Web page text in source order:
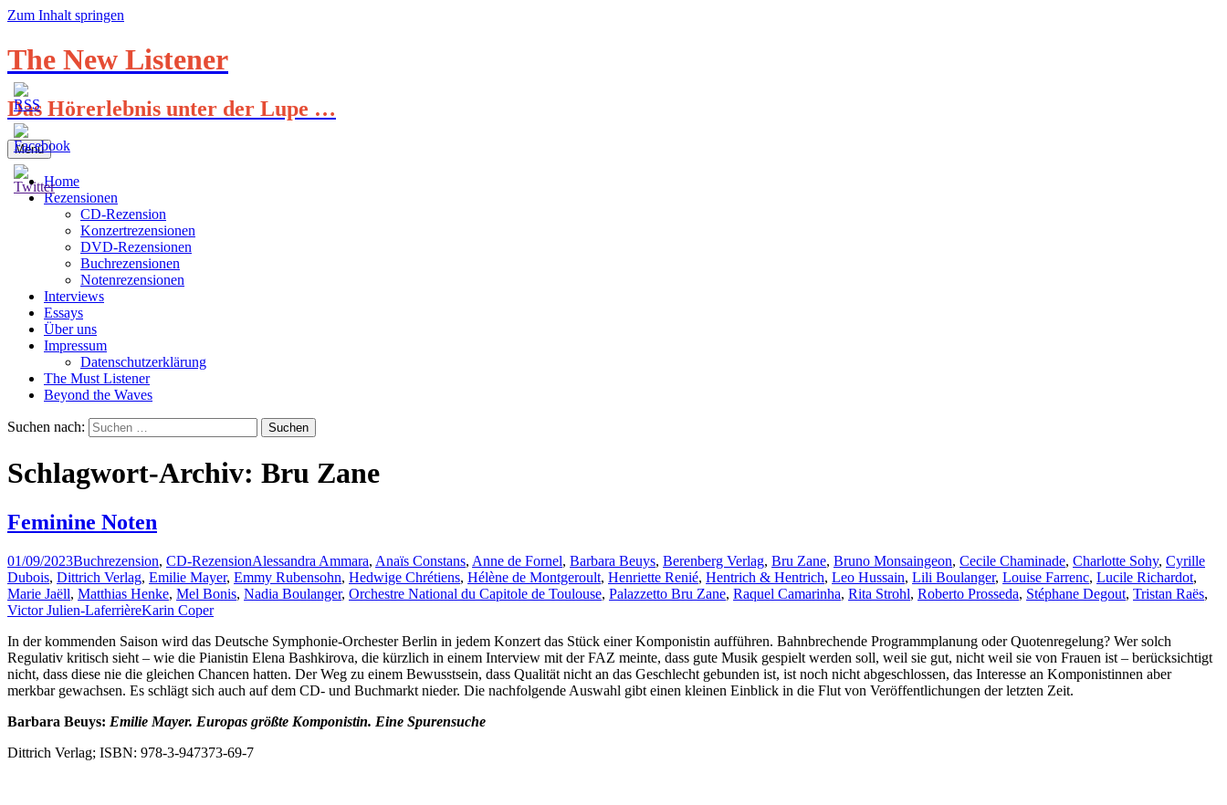
Zum Inhalt springen
The New Listener
Das Hörerlebnis unter der Lupe …
Menü
Home
Rezensionen
CD-Rezension
Konzertrezensionen
DVD-Rezensionen
Buchrezensionen
Notenrezensionen
Interviews
Essays
Über uns
Impressum
Datenschutzerklärung
The Must Listener
Beyond the Waves
Suchen nach:
Schlagwort-Archiv: Bru Zane
Feminine Noten
01/09/2023Buchrezension, CD-RezensionAlessandra Ammara, Anaïs Constans, Anne de Fornel, Barbara Beuys, Berenberg Verlag, Bru Zane, Bruno Monsaingeon, Cecile Chaminade, Charlotte Sohy, Cyrille
Dubois, Dittrich Verlag, Emilie Mayer, Emmy Rubensohn, Hedwige Chrétiens, Hélène de Montgeroult, Henriette Renié, Hentrich & Hentrich, Leo Hussain, Lili Boulanger, Louise Farrenc, Lucile Richardot,
Marie Jaëll, Matthias Henke, Mel Bonis, Nadia Boulanger, Orchestre National du Capitole de Toulouse, Palazzetto Bru Zane, Raquel Camarinha, Rita Strohl, Roberto Prosseda, Stéphane Degout, Tristan Raës,
Victor Julien-LaferrièreKarin Coper
In der kommenden Saison wird das Deutsche Symphonie-Orchester Berlin in jedem Konzert das Stück einer Komponistin aufführen. Bahnbrechende Programmplanung oder Quotenregelung? Wer solch
Regulativ kritisch sieht – wie die Pianistin Elena Bashkirova, die kürzlich in einem Interview mit der FAZ meinte, dass gute Musik gespielt werden soll, weil sie gut, nicht weil sie von Frauen ist – berücksichtigt
nicht, dass diese nie die gleichen Chancen hatten. Der Weg zu einem Bewusstsein, dass Qualität nicht an das Geschlecht gebunden ist, ist noch nicht abgeschlossen, das Interesse an Komponistinnen aber
merkbar gewachsen. Es schlägt sich auch auf dem CD- und Buchmarkt nieder. Die nachfolgende Auswahl gibt einen kleinen Einblick in die Flut von Veröffentlichungen der letzten Zeit.
Barbara Beuys: Emilie Mayer. Europas größte Komponistin. Eine Spurensuche
Dittrich Verlag; ISBN: 978-3-947373-69-7